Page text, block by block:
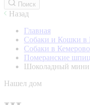
Поиск
Назад
Главная
Собаки и Кошки в
Собаки в Кемерово
Померанские
Шоколадный мини
Нашел дом